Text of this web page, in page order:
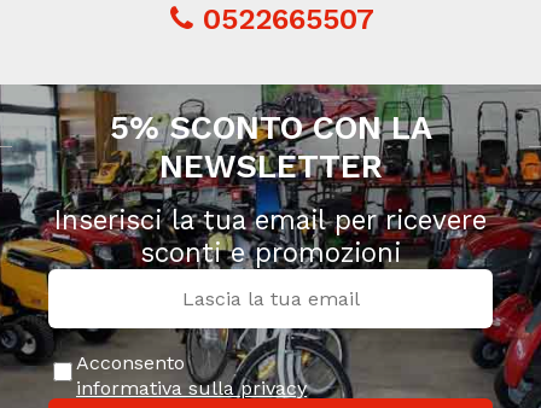
0522665507
5% SCONTO CON LA
NEWSLETTER
Inserisci la tua email per ricevere
sconti e promozioni
Acconsento
informativa sulla privacy